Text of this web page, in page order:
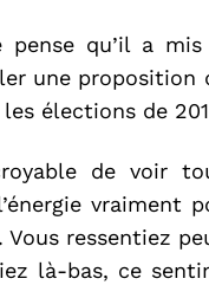
pense qu’il a
une
élections de
de voir
vraiment
ressentiez
là-bas, ce